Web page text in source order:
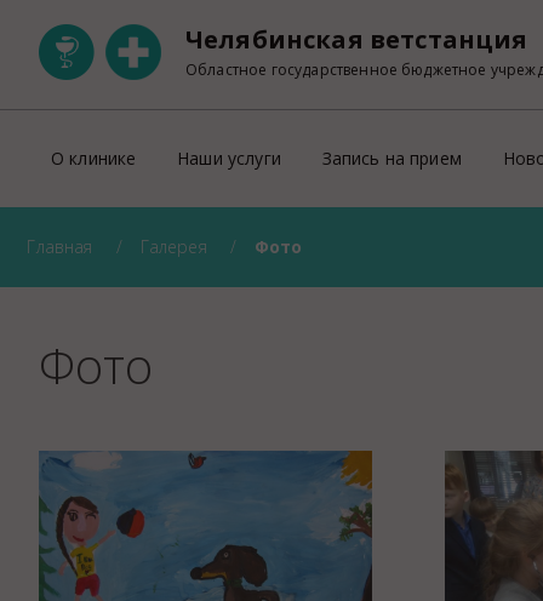
Челябинская ветстанция
Областное государственное бюджетное
О клинике
Ветеринарная клиника на Свердловском
Участковая ветеринарная лечебница
Ветеринарный кабинет на Университетской набережной
Наши услуги
ОНЛАЙН запись на прием
Правила оказания платных
Лабораторно-диагностическое
Аптека
Запись на прием
Главная Галерея Фото
Фото